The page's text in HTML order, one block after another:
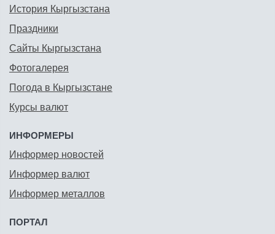
История Кыргызстана
Праздники
Сайты Кыргызстана
Фотогалерея
Погода в Кыргызстане
Курсы валют
ИНФОРМЕРЫ
Информер новостей
Информер валют
Информер металлов
ПОРТАЛ